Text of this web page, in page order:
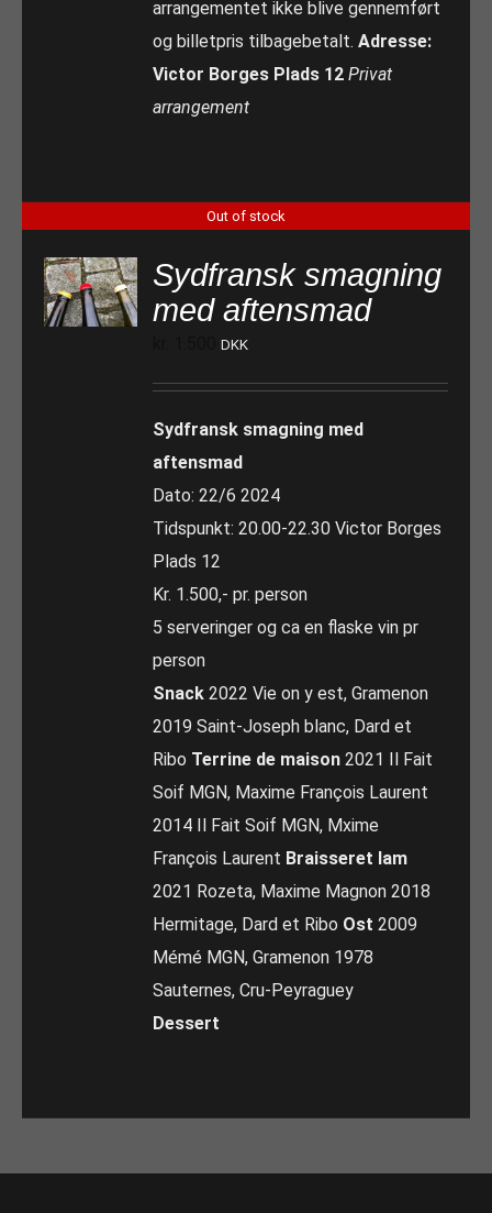
arrangementet ikke blive gennemført
og billetpris tilbagebetalt.Adresse:
Victor Borges Plads 12 Privat
arrangement
Out of stock
Sydfransk smagning
med aftensmad
DKK
Sydfransk smagning med
aftensmad
Dato: 22/6 2024
Tidspunkt: 20.00-22.30 Victor Borges
Plads 12
Kr. 1.500,- pr. person
5 serveringer og ca en flaske vin pr
person
Snack 2022 Vie on y est, Gramenon
2019 Saint-Joseph blanc, Dard et
Ribo Terrine de maison 2021 Il Fait
Soif MGN, Maxime François Laurent
2014 Il Fait Soif MGN, Mxime
François Laurent Braisseret lam
2021 Rozeta, Maxime Magnon 2018
Hermitage, Dard et Ribo Ost 2009
Mémé MGN, Gramenon 1978
Sauternes, Cru-Peyraguey
Dessert